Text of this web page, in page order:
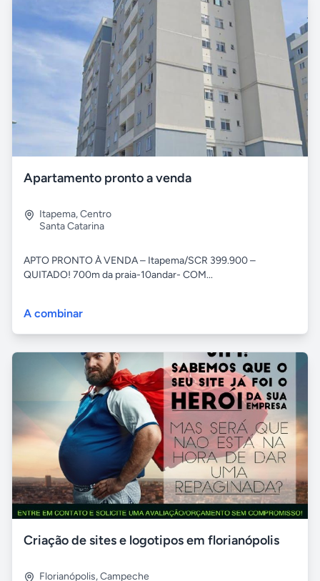
Apartamento pronto a venda
Itapema,Centro
Santa Catarina
APTO PRONTO À VENDA – Itapema/SCR 399.900 –
QUITADO! 700m da praia-10andar- COM...
A combinar
Criação de sites e logotipos em florianópolis
Florianópolis,Campeche